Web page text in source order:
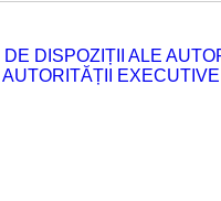
DISPOZIȚII ALE
EXECUTIVE